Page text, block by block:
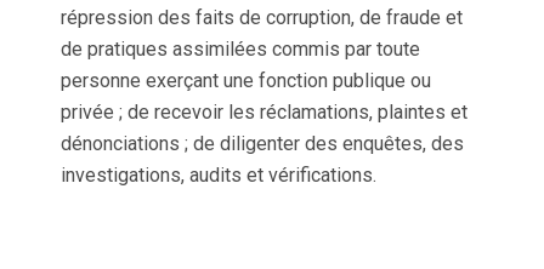
répression des faits de corruption, de fraude et
de pratiques assimilées commis par toute
personne exerçant une fonction publique ou
privée ; de recevoir les réclamations, plaintes et
dénonciations ; de diligenter des enquêtes, des
investigations, audits et vérifications.